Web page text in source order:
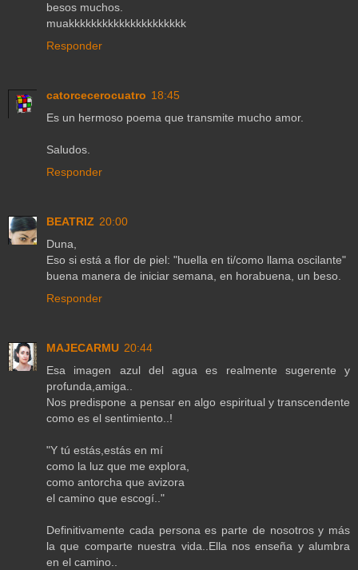
besos muchos.
muakkkkkkkkkkkkkkkkkkkkk
Responder
catorcecerocuatro 18:45
Es un hermoso poema que transmite mucho amor.
Saludos.
Responder
BEATRIZ 20:00
Duna,
Eso si está a flor de piel: "huella en ti/como llama oscilante"
buena manera de iniciar semana, en horabuena, un beso.
Responder
MAJECARMU 20:44
Esa imagen azul del agua es realmente sugerente y
profunda,amiga..
Nos predispone a pensar en algo espiritual y transcendente
como es el sentimiento..!
"Y tú estás,estás en mí
como la luz que me explora,
como antorcha que avizora
el camino que escogí.."
Definitivamente cada persona es parte de nosotros y más
la que comparte nuestra vida..Ella nos enseña y alumbra
en el camino..